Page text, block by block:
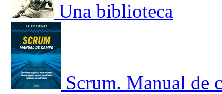
Una biblioteca
Scrum. Manual de